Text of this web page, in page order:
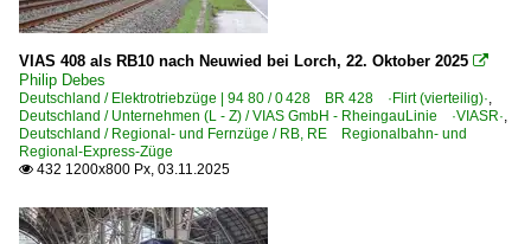
VIAS 408 als RB10 nach Neuwied bei Lorch, 22. Oktober 2025 
Philip Debes
Deutschland / Elektrotriebzüge | 94 80 / 0 428 BR 428 ·Flirt (vierteilig)·,
Deutschland / Unternehmen (L - Z) / VIAS GmbH - RheingauLinie ·VIASR·,
Deutschland / Regional- und Fernzüge / RB, RE Regionalbahn- und
Regional-Express-Züge
 432 1200x800 Px, 03.11.2025